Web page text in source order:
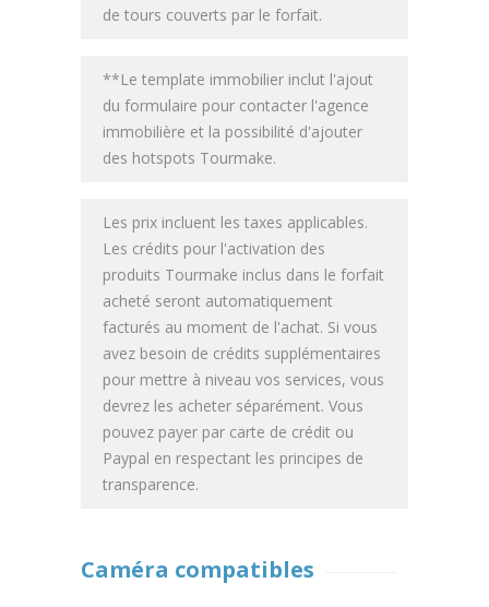
de tours couverts par le forfait.
**Le template immobilier inclut l'ajout
du formulaire pour contacter l'agence
immobilière et la possibilité d'ajouter
des hotspots Tourmake.
Les prix incluent les taxes applicables.
Les crédits pour l'activation des
produits Tourmake inclus dans le forfait
acheté seront automatiquement
facturés au moment de l'achat. Si vous
avez besoin de crédits supplémentaires
pour mettre à niveau vos services, vous
devrez les acheter séparément. Vous
pouvez payer par carte de crédit ou
Paypal en respectant les principes de
transparence.
Caméra compatibles